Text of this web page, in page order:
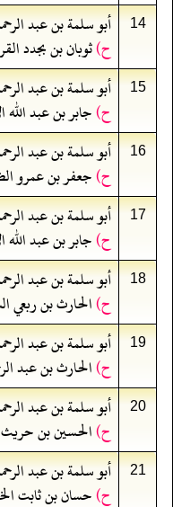
14 أبو سلمة بن عبد
ح)ثوبان بن بجدد
15 أبو سلمة بن عبد
ح)جابر بن عبد الله
16 أبو سلمة بن عبد
ح)جعفر بن عمرو
17 أبو سلمة بن عبد
ح)جابر بن عبد الله
18 أبو سلمة بن عبد
ح)الحارث بن ربعي
19 أبو سلمة بن عبد
ح)الحارث بن عبد
20 أبو سلمة بن عبد
ح)الحسين بن حريث
21 أبو سلمة بن عبد
ح)حسان بن ثابت